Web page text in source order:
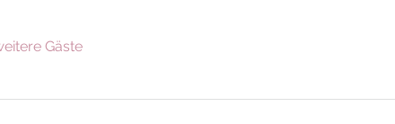
Gäste